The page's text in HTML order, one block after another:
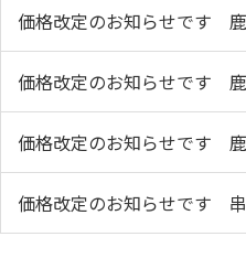
価格改定のお知らせです
価格改定のお知らせです
価格改定のお知らせです
価格改定のお知らせです